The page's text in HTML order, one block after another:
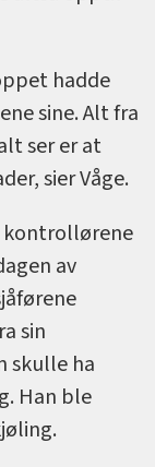
hadde
sine. Alt fra
ser er at
sier Våge.
kontrollørene
av
sin
skulle ha
Han ble